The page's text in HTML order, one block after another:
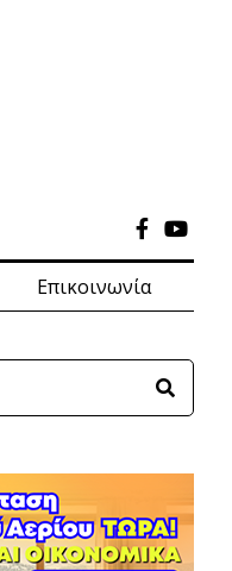
Επικοινωνία